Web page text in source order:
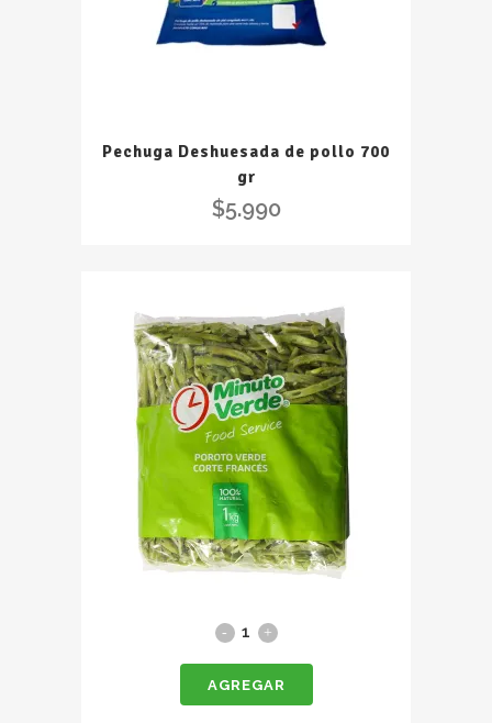
Pechuga Deshuesada de pollo 700
gr
$5.990
Poroto
1kg
AGREGAR